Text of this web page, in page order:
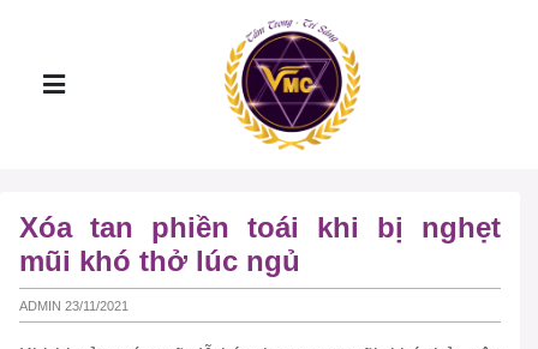
Xóa tan phiền toái khi bị nghẹt
mũi khó thở lúc ngủ
ADMIN 23/11/2021